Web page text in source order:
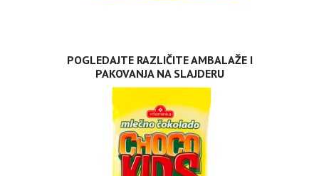
POGLEDAJTE RAZLIČITE AMBALAŽE I
PAKOVANJA NA SLAJDERU